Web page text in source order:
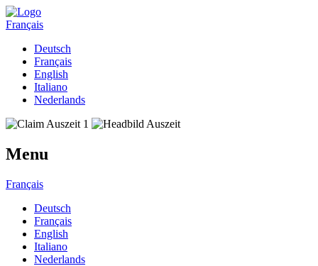
Français
Deutsch
Français
English
Italiano
Nederlands
Menu
Français
Deutsch
Français
English
Italiano
Nederlands